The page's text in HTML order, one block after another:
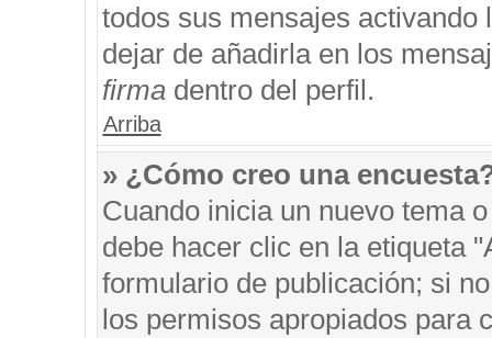
todos sus mensajes
dejar de añadirla en los
firmadentro del perfil.
Arriba
» ¿Cómo creo una
Cuando inicia un nuevo tema
debe hacer clic en la etiqueta
formulario de publicación; si
los permisos apropiados para